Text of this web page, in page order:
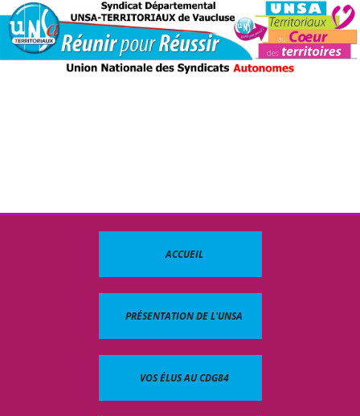
ACCUEIL
PRÉSENTATION DE L'UNSA
VOS ÉLUS AU CDG84